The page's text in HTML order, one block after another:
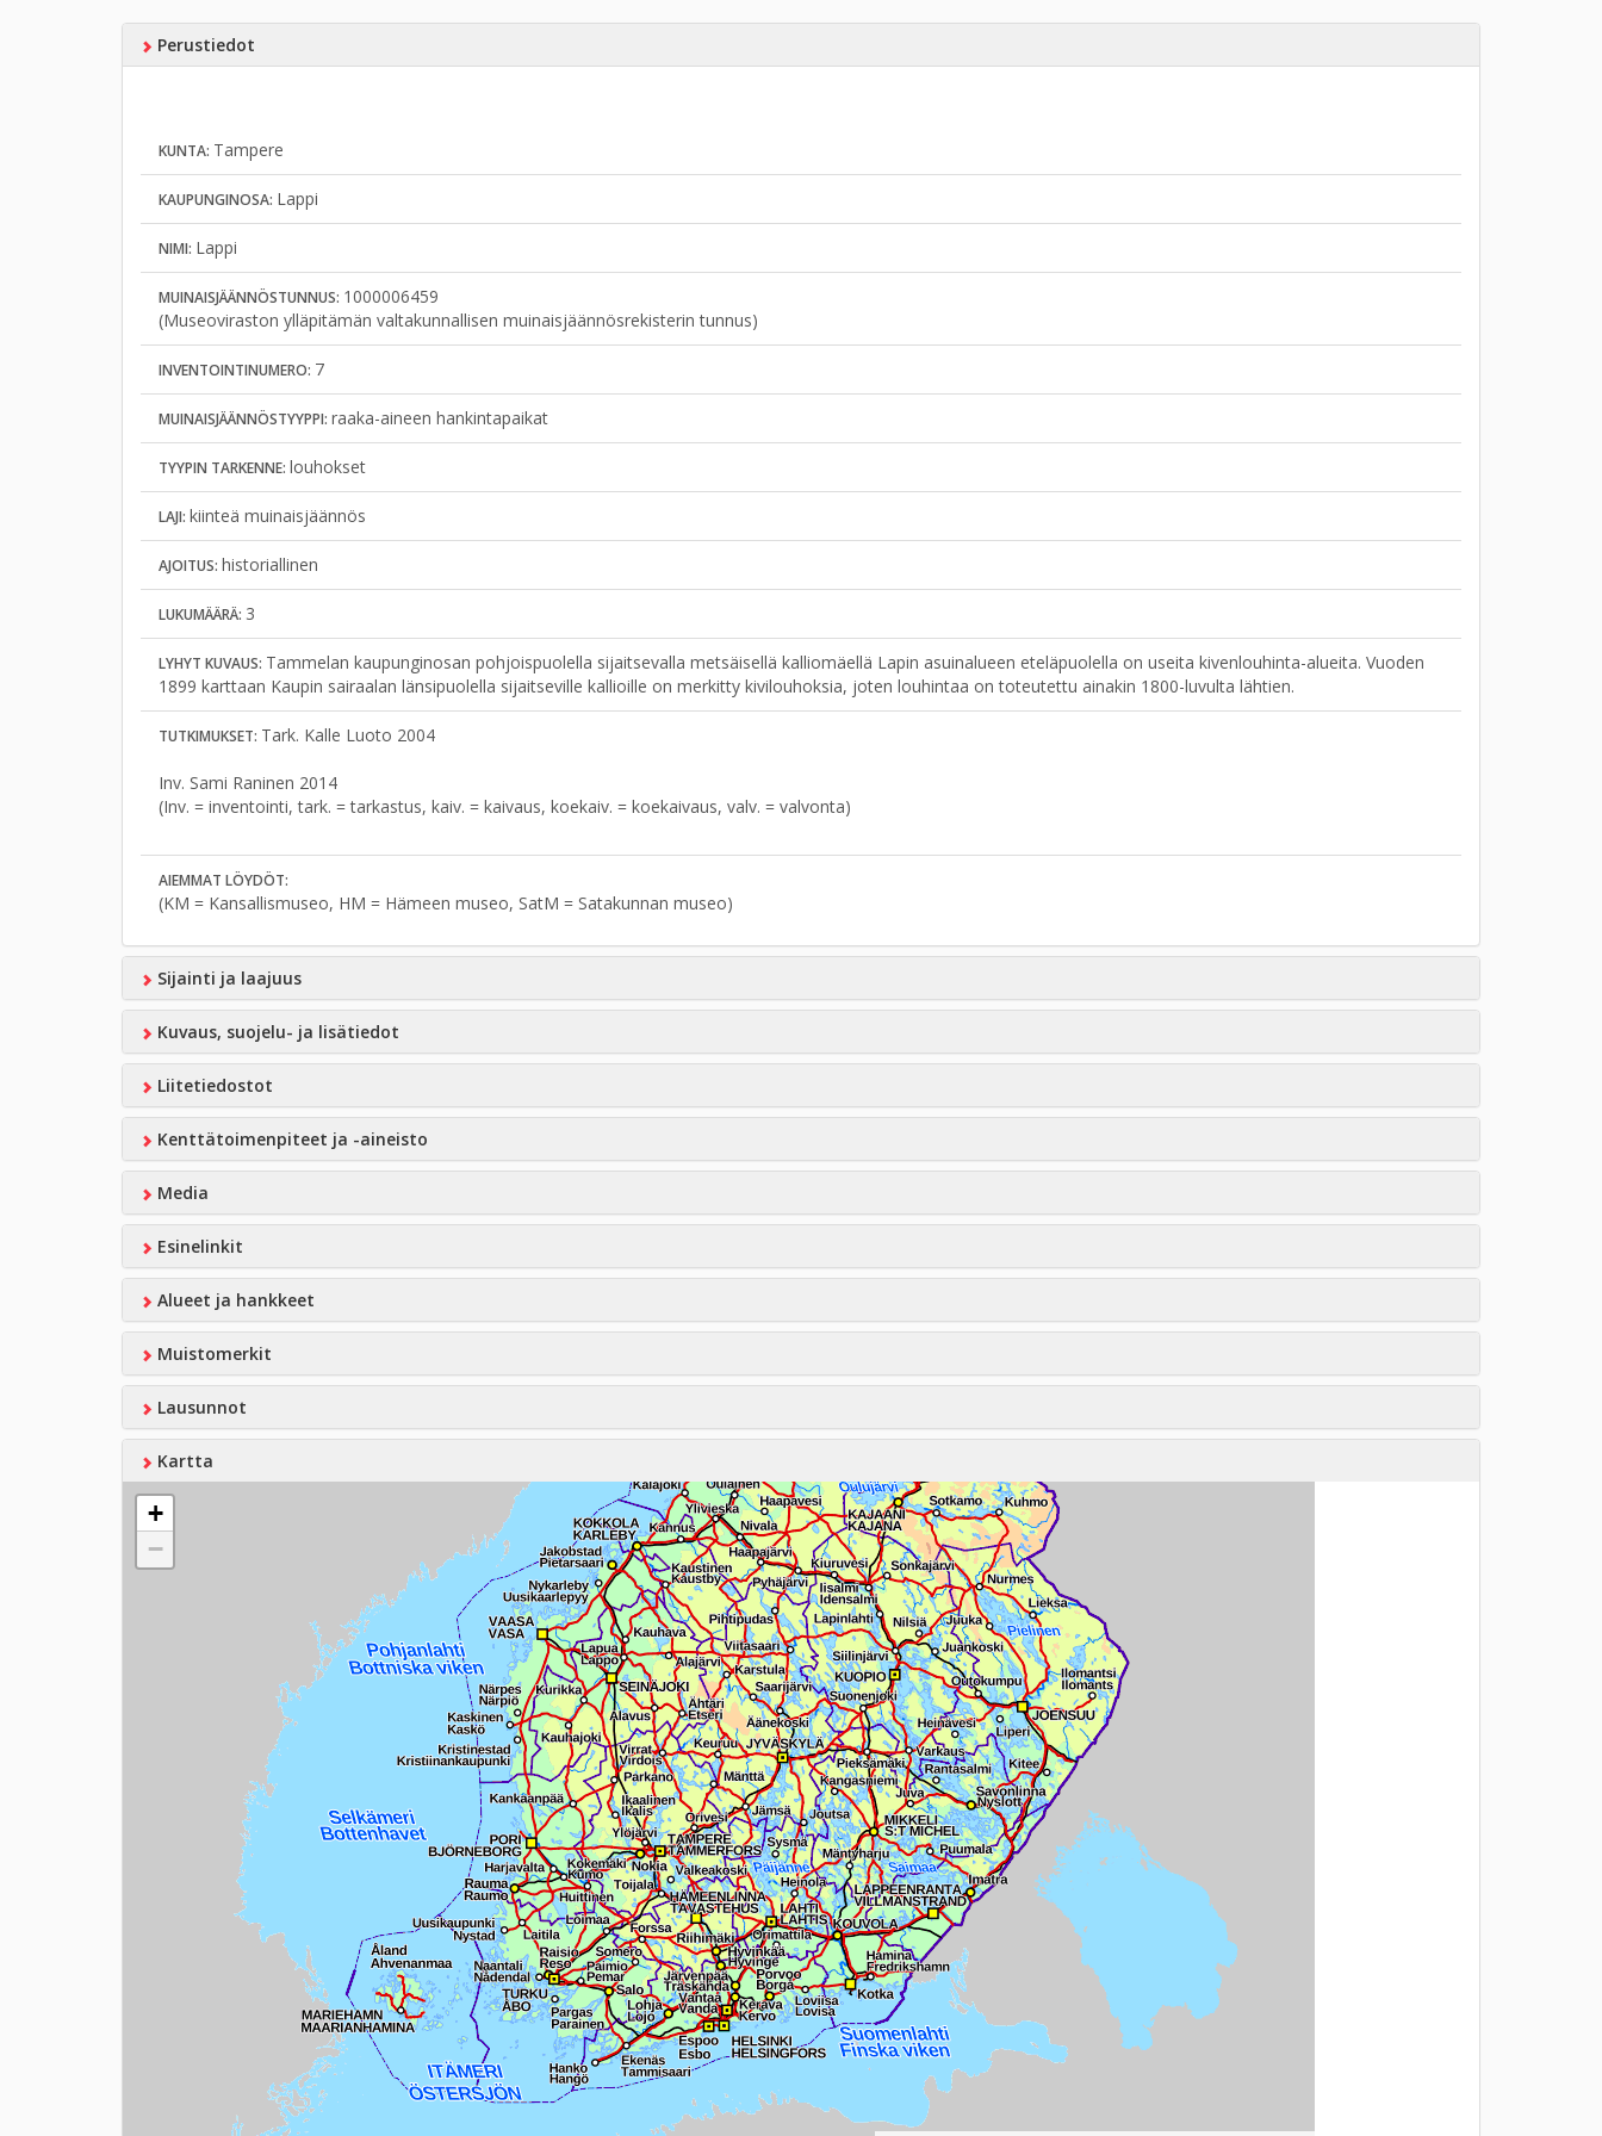
Perustiedot
KUNTA: Tampere
KAUPUNGINOSA: Lappi
NIMI: Lappi
MUINAISJÄÄNNÖSTUNNUS: 1000006459
(Museoviraston ylläpitämän valtakunnallisen muinaisjäännösrekisterin tunnus)
INVENTOINTINUMERO: 7
MUINAISJÄÄNNÖSTYYPPI: raaka-aineen hankintapaikat
TYYPIN TARKENNE: louhokset
LAJI: kiinteä muinaisjäännös
AJOITUS: historiallinen
LUKUMÄÄRÄ: 3
LYHYT KUVAUS: Tammelan kaupunginosan pohjoispuolella sijaitsevalla metsäisellä kalliomäellä Lapin asuinalueen eteläpuolella on useita kivenlouhinta-alueita. Vuoden
1899 karttaan Kaupin sairaalan länsipuolella sijaitseville kallioille on merkitty kivilouhoksia, joten louhintaa on toteutettu ainakin 1800-luvulta lähtien.
TUTKIMUKSET: Tark. Kalle Luoto 2004
Inv. Sami Raninen 2014
(Inv. = inventointi, tark. = tarkastus, kaiv. = kaivaus, koekaiv. = koekaivaus, valv. = valvonta)
AIEMMAT LÖYDÖT:
(KM = Kansallismuseo, HM = Hämeen museo, SatM = Satakunnan museo)
Sijainti ja laajuus
Kuvaus, suojelu- ja lisätiedot
Liitetiedostot
Kenttätoimenpiteet ja -aineisto
Media
Esinelinkit
Alueet ja hankkeet
Muistomerkit
Lausunnot
Kartta
+
−